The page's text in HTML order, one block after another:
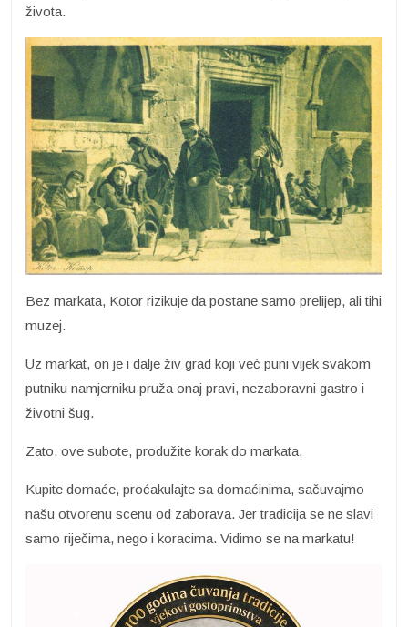
života.
Bez markata, Kotor rizikuje da postane samo prelijep, ali tihi
muzej.
Uz markat, on je i dalje živ grad koji već puni vijek svakom
putniku namjerniku pruža onaj pravi, nezaboravni gastro i
životni šug.
Zato, ove subote, produžite korak do markata.
Kupite domaće, proćakulajte sa domaćinima, sačuvajmo
našu otvorenu scenu od zaborava. Jer tradicija se ne slavi
samo riječima, nego i koracima. Vidimo se na markatu!